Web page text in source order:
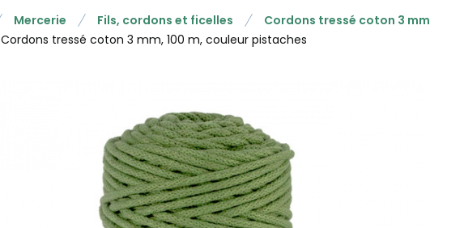
Mercerie Fils, cordons et ficelles
Cordons tressé coton 3 mm
Cordons tressé coton 3 mm, 100 m, couleur pistaches